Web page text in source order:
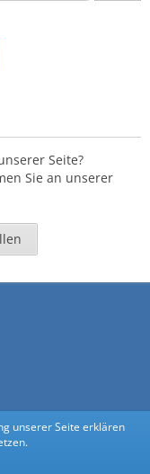
Seite?
Sie an unserer
unserer Seite erklären